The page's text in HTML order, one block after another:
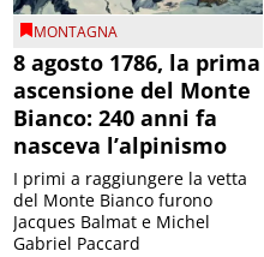
MONTAGNA
8 agosto 1786, la prima
ascensione del Monte
Bianco: 240 anni fa
nasceva l’alpinismo
I primi a raggiungere la vetta
del Monte Bianco furono
Jacques Balmat e Michel
Gabriel Paccard